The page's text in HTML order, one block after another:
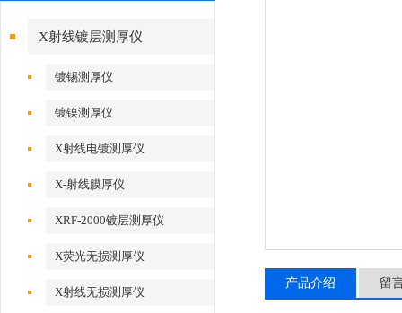
X射线镀层测厚仪
镀锡测厚仪
镀镍测厚仪
X射线电镀测厚仪
X-射线膜厚仪
XRF-2000镀层测厚仪
X荧光无损测厚仪
X射线无损测厚仪
产品介绍 留